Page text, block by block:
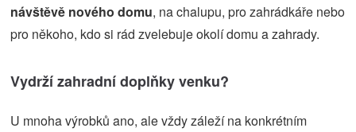
návštěvě nového domu, na chalupu, pro zahrádkáře nebo
pro někoho, kdo si rád zvelebuje okolí domu a zahrady.
Vydrží zahradní doplňky venku?
U mnoha výrobků ano, ale vždy záleží na konkrétním